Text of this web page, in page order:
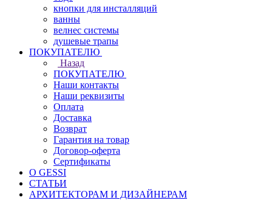
кнопки для инсталляций
ванны
велнес системы
душевые трапы
ПОКУПАТЕЛЮ
Назад
ПОКУПАТЕЛЮ
Наши контакты
Наши реквизиты
Оплата
Доставка
Возврат
Гарантия на товар
Договор-оферта
Сертификаты
О GESSI
СТАТЬИ
АРХИТЕКТОРАМ И ДИЗАЙНЕРАМ